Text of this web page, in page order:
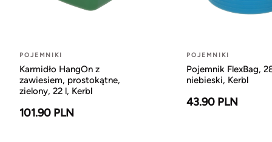
POJEMNIKI
Karmidło HangOn z
zawiesiem, prostokątne,
zielony, 22 l, Kerbl
101.90 PLN
POJEMNIKI
Pojemnik FlexBag,
niebieski, Kerbl
43.90 PLN